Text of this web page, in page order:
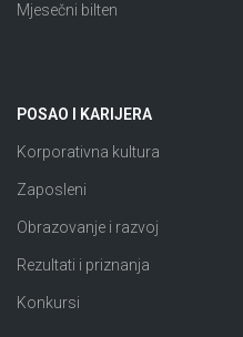
Mjesečni bilten
POSAO I KARIJERA
Korporativna kultura
Zaposleni
Obrazovanje i razvoj
Rezultati i priznanja
Konkursi